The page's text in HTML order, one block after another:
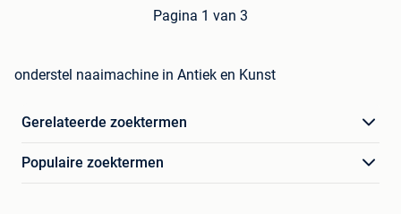
Pagina 1 van 3
onderstel naaimachine in Antiek en Kunst
Gerelateerde zoektermen
Populaire zoektermen